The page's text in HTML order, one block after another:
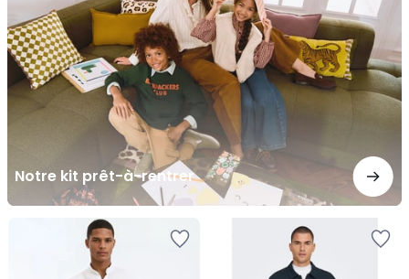
Notre kit prêt-à-rentrer
rentrer